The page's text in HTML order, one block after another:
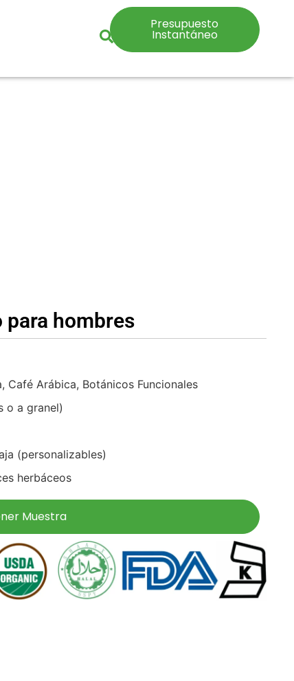
Presupuesto
Instantáneo
para hombres
Café Arábica, Botánicos Funcionales
o a granel)
(personalizables)
herbáceos
Muestra